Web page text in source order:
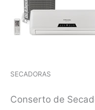
SECADORAS
Conserto de